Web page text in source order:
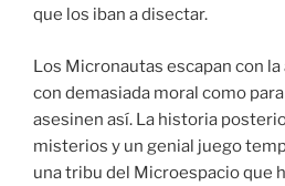
que los iban a disectar.
Los Micronautas escapan con
con demasiada moral como
asesinen así. La historia
misterios y un genial juego
una tribu del Microespacio que